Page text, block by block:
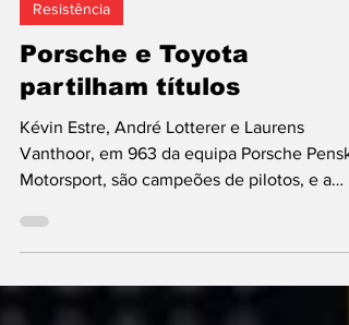
José Caetano
3 de nov. de 2024
3 min de leitura
Resistência
Porsche e Toyota
partilham títulos
Motorsport, são campeões de pilotos, e a
Toyota, ganhando...